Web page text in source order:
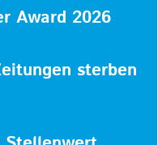
Award 2026
sterben